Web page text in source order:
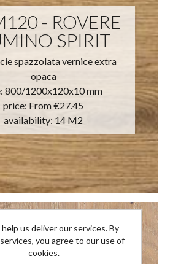
- ROVERE
SPIRIT
spazzolata vernice extra
opaca
800/1200x120x10 mm
price: From €27.45
availability: 14 M2
us deliver our services. By
you agree to our use of
cookies.